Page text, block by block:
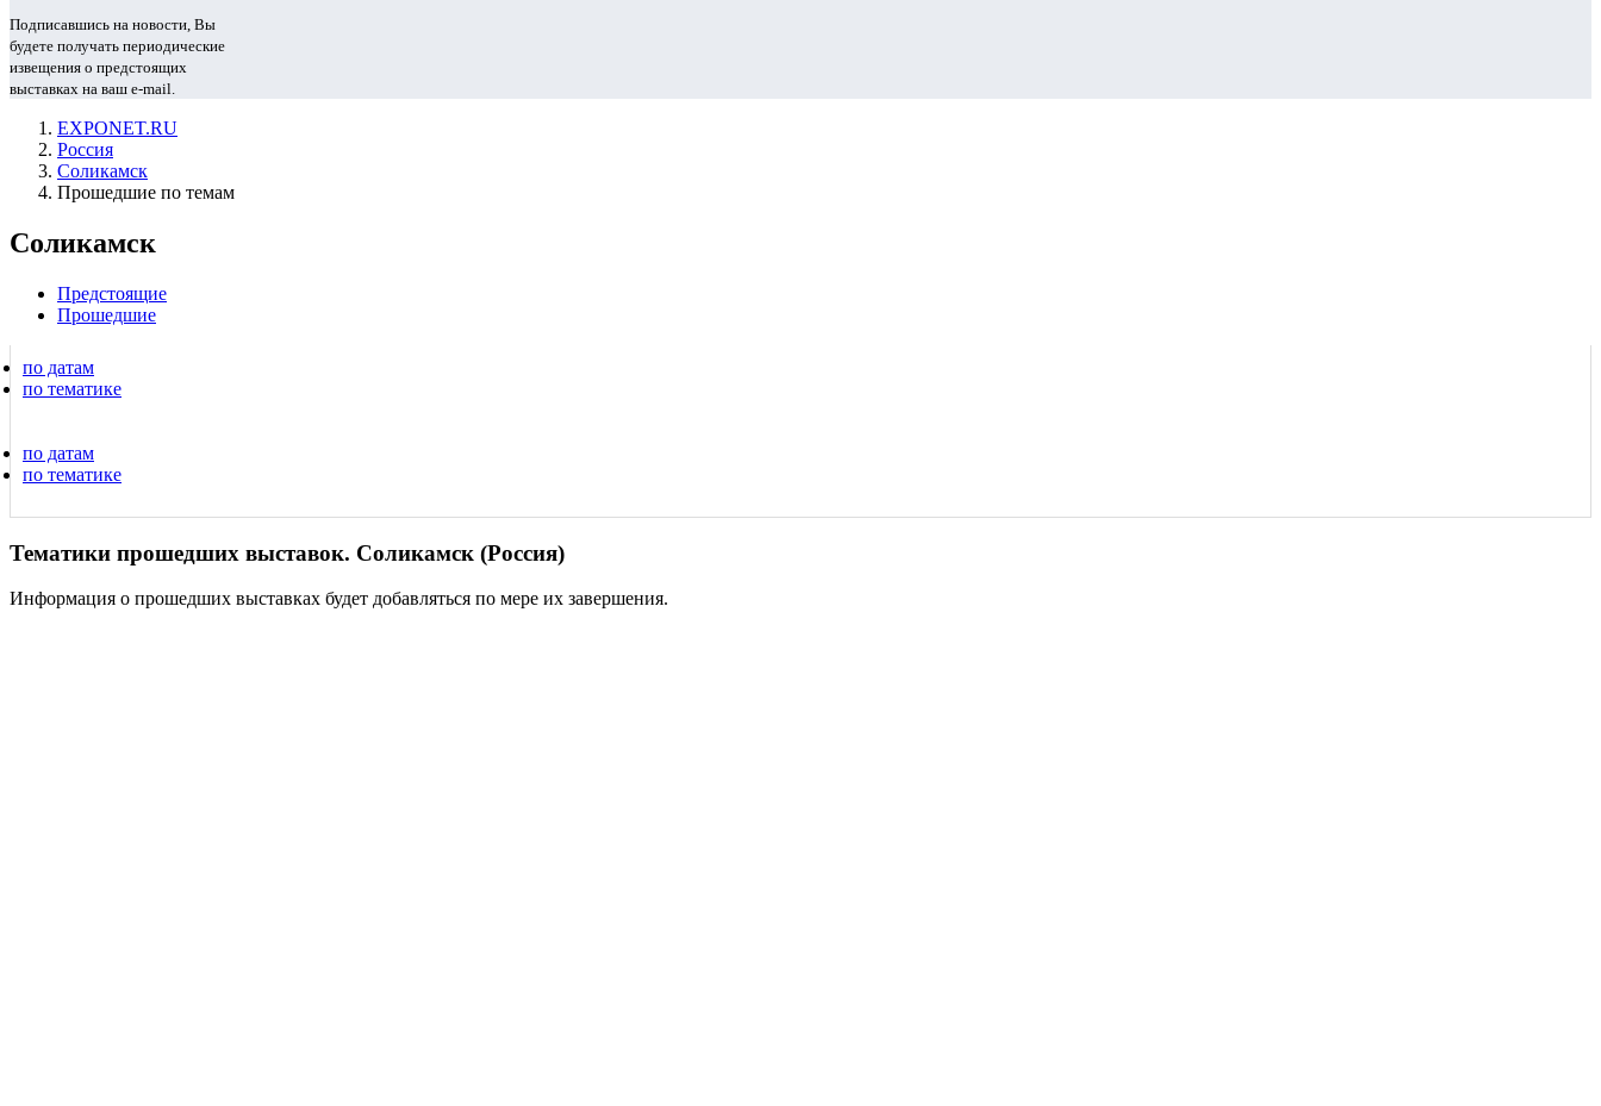
Подписавшись на новости, Вы
будете получать периодические
извещения о предстоящих
выставках на ваш e-mail.
EXPONET.RU
Россия
Соликамск
Прошедшие по темам
Соликамск
Предстоящие
Прошедшие
по датам
по тематике
по датам
по тематике
Тематики прошедших выставок. Соликамск (Россия)
Информация о прошедших выставках будет добавляться по мере их завершения.